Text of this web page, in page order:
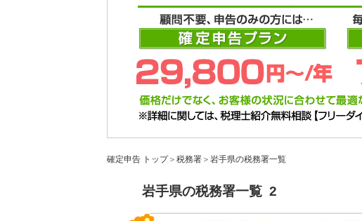
確定申告 トップ＞ 税務署 ＞ 岩手県の税務署一覧
岩手県の税務署一覧 2